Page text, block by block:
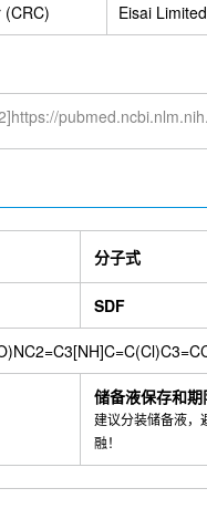
Eisai
分子式
SDF
储备液保存和期
建议分装储备液，
融！